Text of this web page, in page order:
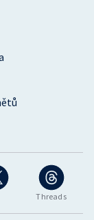
Threads